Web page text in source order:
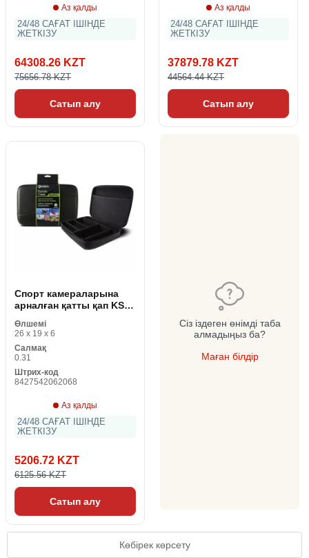
Аз қалды
24/48 САҒАТ ІШІНДЕ
ЖЕТКІЗУ
64308.26 KZT
75656.78 KZT
Сатып алу
Аз қалды
24/48 САҒАТ ІШІНДЕ
ЖЕТКІЗУ
37879.78 KZT
44564.44 KZT
Сатып алу
Спорт камераларына
арналған қатты қап KSIX
Өлшемі
26 x 19 x 6
Салмақ
0.31
Штрих-код
8427542062068
Аз қалды
24/48 САҒАТ ІШІНДЕ
ЖЕТКІЗУ
5206.72 KZT
6125.56 KZT
Сатып алу
Сіз іздеген өнімді таба
алмадыңыз ба?
Маған білдір
Көбірек көрсету